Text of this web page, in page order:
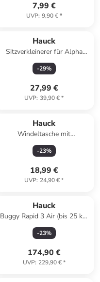
7,99 €
UVP: 9,90 €*
Hauck
Sitzverkleinerer für Alpha
Hochstuhl in grau
-29%
27,99 €
UVP: 39,90 €*
Hauck
Windeltasche mit
Wickelunterlage in grau,lila
-23%
18,99 €
UVP: 24,90 €*
Hauck
Buggy Rapid 3 Air (bis 25 kg)
in schwarz
-23%
174,90 €
UVP: 229,90 €*